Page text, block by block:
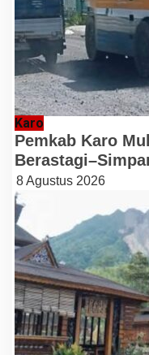
Karo
Pemkab Karo
8 Agustus 2026